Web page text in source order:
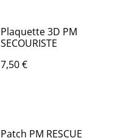
Plaquette 3D PM
SECOURISTE
7,50 €
Patch PM RESCUE